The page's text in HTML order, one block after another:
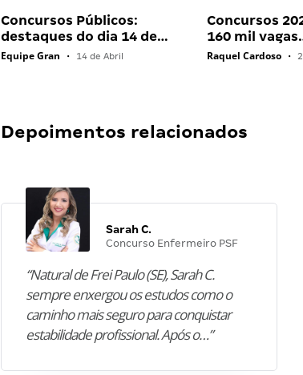
Concursos Públicos:
destaques do dia 14 de…
Equipe Gran • 14 de Abril
Concursos
160 mil
Raquel Cardoso •
Depoimentos relacionados
Sarah C.
Concurso Enfermeiro PSF
“Natural de Frei Paulo (SE), Sarah C.
sempre enxergou os estudos como o
caminho mais seguro para conquistar
estabilidade profissional. Após o…”